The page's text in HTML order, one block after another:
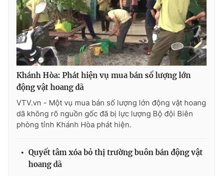
Chuyên mục khác
Emagazine Podcast
Photo Infographic
Video
VTV Money VTV Thể thao
Thị trường 24h
Khánh Hòa: Phát hiện vụ mua bán số lượng lớn
động vật hoang dã
VTV.vn - Một vụ mua bán số lượng lớn động vật hoang
dã không rõ nguồn gốc đã bị lực lượng Bộ đội Biên
phòng tỉnh Khánh Hòa phát hiện.
Quyết tâm xóa bỏ thị trường buôn bán động vật
hoang dã